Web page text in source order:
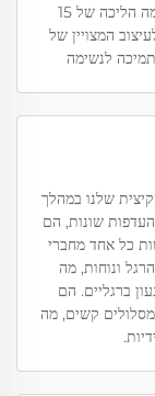
הגרבים שלנו סילקו את הבעיה הזו. שרה השלימה הליכה של 15
המצויין של
לנשימה
שלנו במהלך
שונות, הם
כל אחד מחברי
ונוחות, מה
ברגליים. הם
קשים, מה